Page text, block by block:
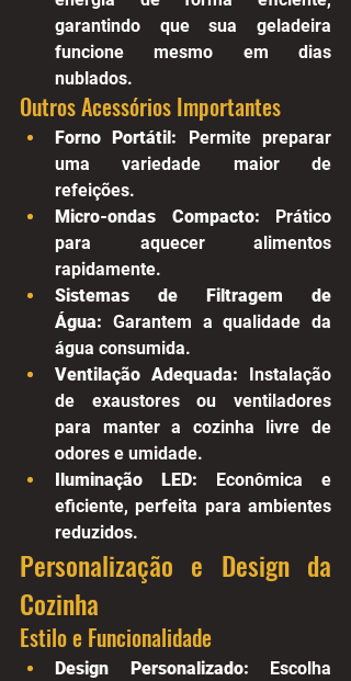
garantindo que sua geladeira
funcione mesmo em dias
nublados.
Outros Acessórios Importantes
Forno Portátil: Permite preparar
uma variedade maior de
refeições.
Micro-ondas Compacto: Prático
para aquecer alimentos
rapidamente.
Sistemas de Filtragem de
Água: Garantem a qualidade da
água consumida.
Ventilação Adequada: Instalação
de exaustores ou ventiladores
para manter a cozinha livre de
odores e umidade.
Iluminação LED: Econômica e
eficiente, perfeita para ambientes
reduzidos.
Personalização e Design da
Cozinha
Estilo e Funcionalidade
Design Personalizado: Escolha